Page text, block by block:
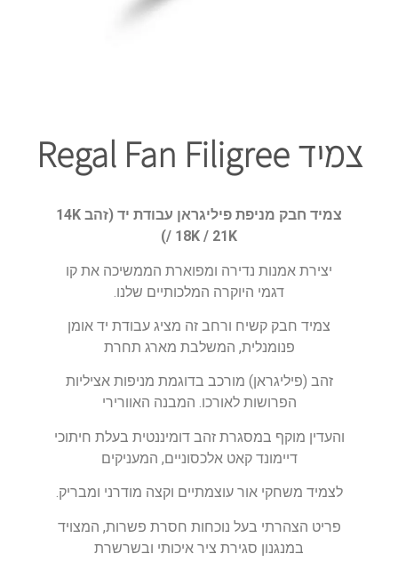
צמיד Regal Fan Filigree
צמיד חבק מניפת פיליגראן עבודת יד (זהב 14K
/ 18K / 21K)
יצירת אמנות נדירה ומפוארת הממשיכה את קו
דגמי היוקרה המלכותיים שלנו.
צמיד חבק קשיח ורחב זה מציג עבודת יד אומן
פנומנלית, המשלבת מארג תחרת
זהב (פיליגראן) מורכב בדוגמת מניפות אציליות
הפרושות לאורכו. המבנה האוורירי
והעדין מוקף במסגרת זהב דומיננטית בעלת חיתוכי
דיימונד קאט אלכסוניים, המעניקים
לצמיד משחקי אור עוצמתיים וקצה מודרני ומבריק.
פריט הצהרתי בעל נוכחות חסרת פשרות, המצויד
במנגנון סגירת ציר איכותי ובשרשרת